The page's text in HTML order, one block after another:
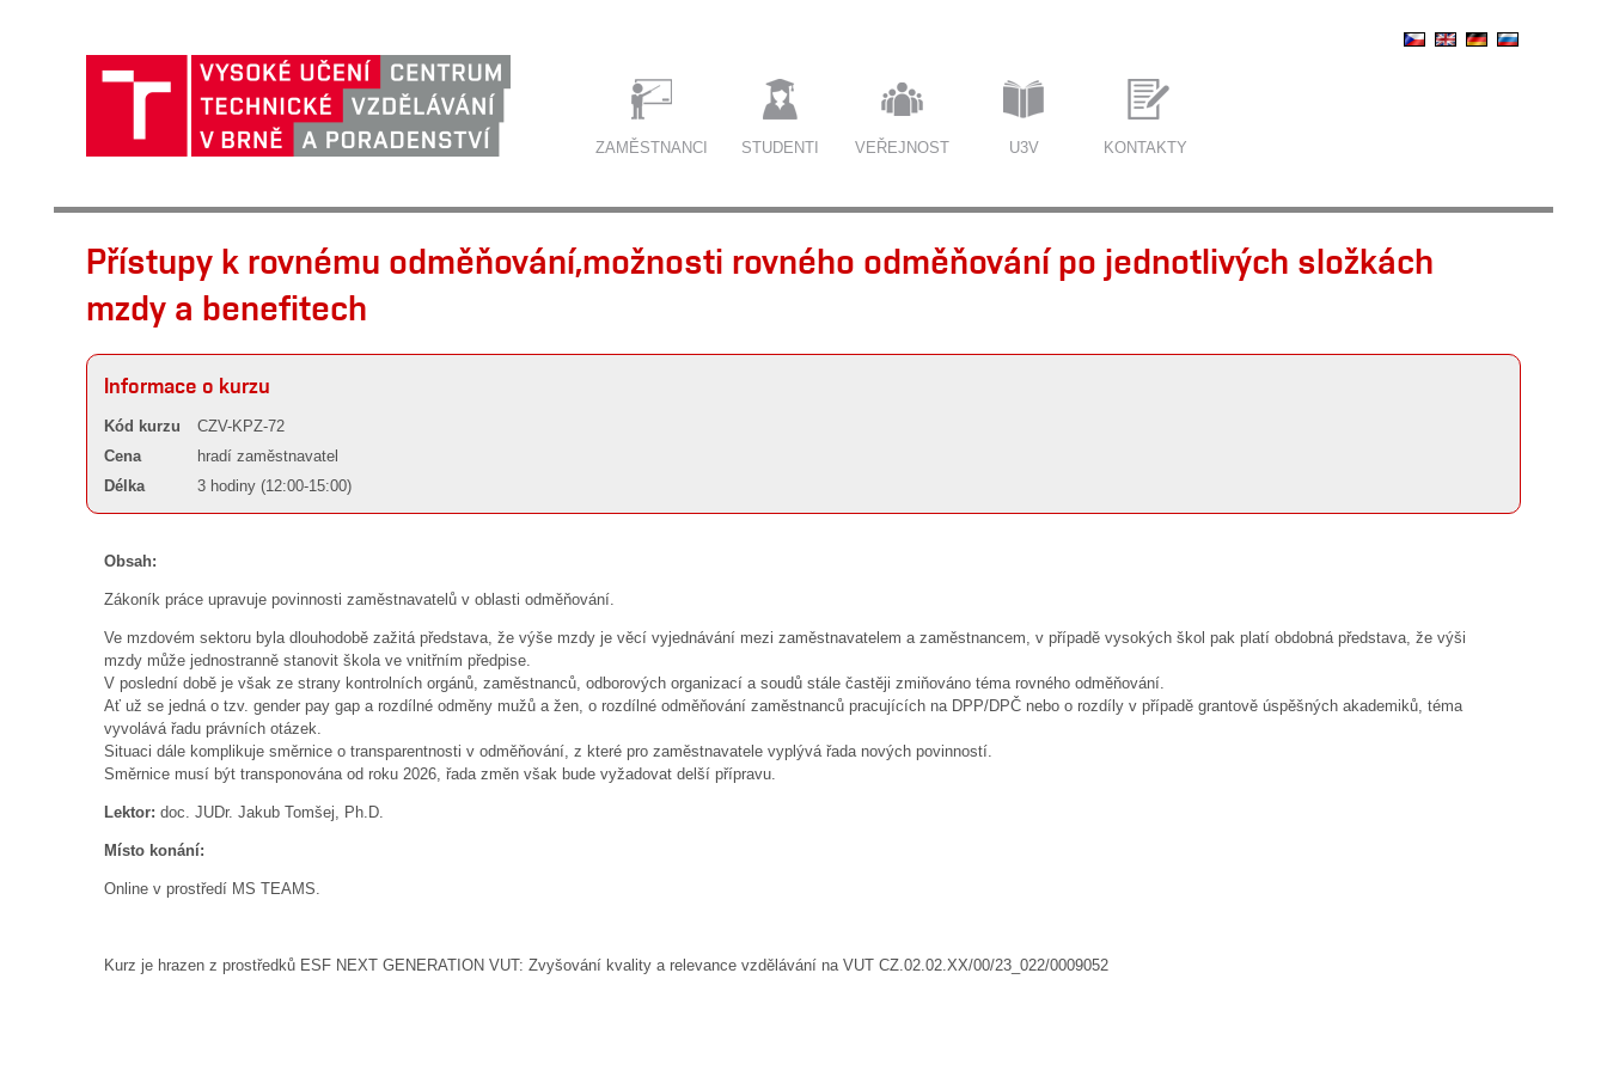
ZAMĚSTNANCI STUDENTI VEŘEJNOST U3V KONTAKTY
Přístupy k rovnému odměňování,možnosti rovného odměňování po jednotlivých složkách
mzdy a benefitech
Informace o kurzu
Kód kurzu
CZV-KPZ-72
Cena
hradí zaměstnavatel
Délka
3 hodiny (12:00-15:00)
Obsah:
Zákoník práce upravuje povinnosti zaměstnavatelů v oblasti odměňování.
Ve mzdovém sektoru byla dlouhodobě zažitá představa, že výše mzdy je věcí vyjednávání mezi zaměstnavatelem a zaměstnancem, v případě vysokých škol pak platí obdobná představa, že výši
mzdy může jednostranně stanovit škola ve vnitřním předpise.
V poslední době je však ze strany kontrolních orgánů, zaměstnanců, odborových organizací a soudů stále častěji zmiňováno téma rovného odměňování.
Ať už se jedná o tzv. gender pay gap a rozdílné odměny mužů a žen, o rozdílné odměňování zaměstnanců pracujících na DPP/DPČ nebo o rozdíly v případě grantově úspěšných akademiků, téma
vyvolává řadu právních otázek.
Situaci dále komplikuje směrnice o transparentnosti v odměňování, z které pro zaměstnavatele vyplývá řada nových povinností.
Směrnice musí být transponována od roku 2026, řada změn však bude vyžadovat delší přípravu.
Lektor: doc. JUDr. Jakub Tomšej, Ph.D.
Místo konání:
Online v prostředí MS TEAMS.
Kurz je hrazen z prostředků ESF NEXT GENERATION VUT: Zvyšování kvality a relevance vzdělávání na VUT CZ.02.02.XX/00/23_022/0009052